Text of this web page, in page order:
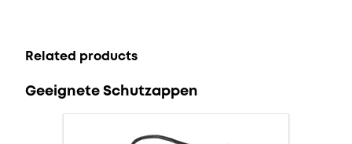
Related products
Geeignete Schutzappen